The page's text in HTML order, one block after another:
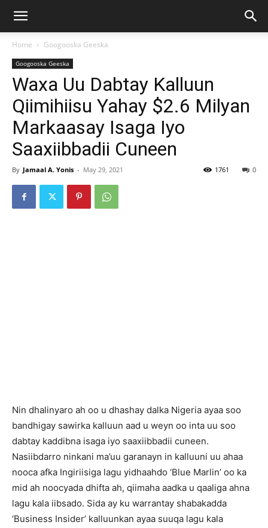
Home Googooska Geeska
Googooska Geeska
Waxa Uu Dabtay Kalluun
Qiimihiisu Yahay $2.6 Milyan
Markaasay Isaga Iyo
Saaxiibbadii Cuneen
By Jamaal A. Yonis - May 29, 2021 0
1761
Nin dhalinyaro ah oo u dhashay dalka Nigeria ayaa soo
bandhigay sawirka kalluun aad u weyn oo inta uu soo
dabtay kaddibna isaga iyo saaxiibbadii cuneen.
Nasiibdarro ninkani ma’uu garanayn in kalluuni uu ahaa
nooca afka Ingiriisiga lagu yidhaahdo ‘Blue Marlin’ oo ka
mid ah noocyada dhifta ah, qiimaha aadka u qaaliga ahna
lagu kala iibsado. Sida ay ku warrantay shabakadda
‘Business Insider’ kalluunkan ayaa suuqa lagu kala